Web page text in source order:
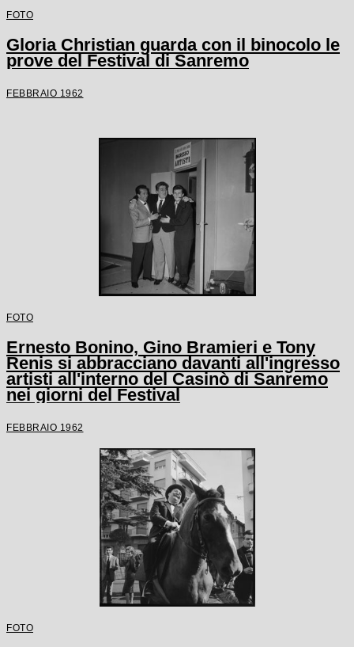
FOTO
Gloria Christian guarda con il binocolo le
prove del Festival di Sanremo
FEBBRAIO 1962
FOTO
Ernesto Bonino, Gino Bramieri e Tony
Renis si abbracciano davanti all'ingresso
artisti all'interno del Casinò di Sanremo
nei giorni del Festival
FEBBRAIO 1962
FOTO